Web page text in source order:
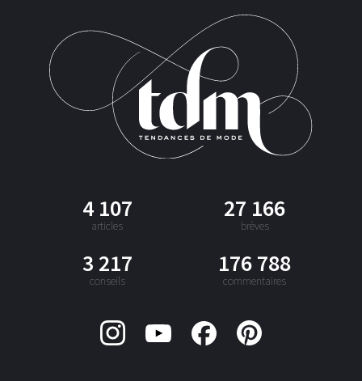
4 107
articles
27 166
brèves
3 217
conseils
176 788
commentaires